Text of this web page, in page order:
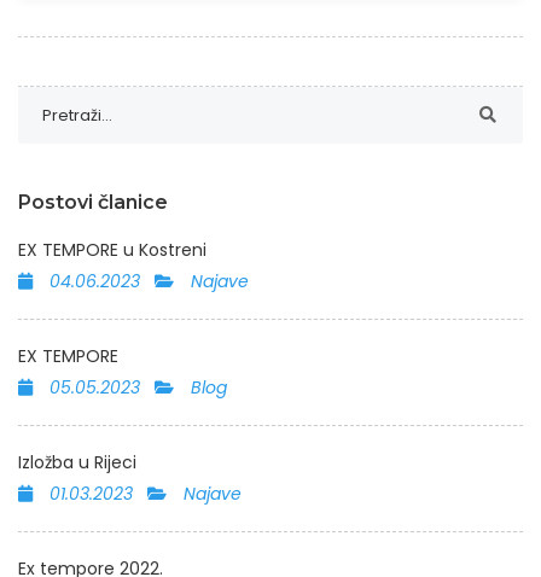
Postovi članice
EX TEMPORE u Kostreni
04.06.2023
Najave
EX TEMPORE
05.05.2023
Blog
Izložba u Rijeci
01.03.2023
Najave
Ex tempore 2022.